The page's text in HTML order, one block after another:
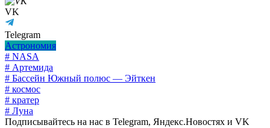
VK
Telegram
Астрономия
# NASA
# Артемида
# Бассейн Южный полюс — Эйткен
# космос
# кратер
# Луна
Подписывайтесь на нас в Telegram, Яндекс.Новостях и VK